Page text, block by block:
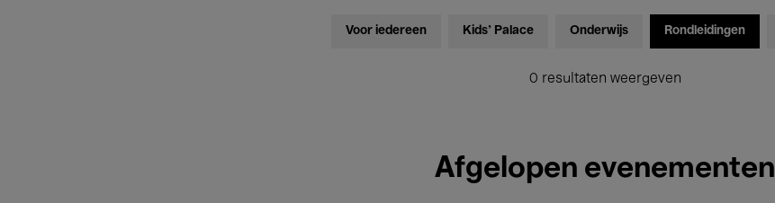
Voor iedereen Kids’ Palace Onderwijs Rondleidingen
0 resultaten weergeven
Afgelopen evenementen